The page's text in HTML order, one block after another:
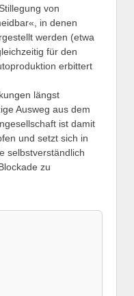
von
in denen
werden (etwa
für den
erbittert
längst
Ausweg aus dem
ist damit
und setzt sich in
selbstverständlich
zu